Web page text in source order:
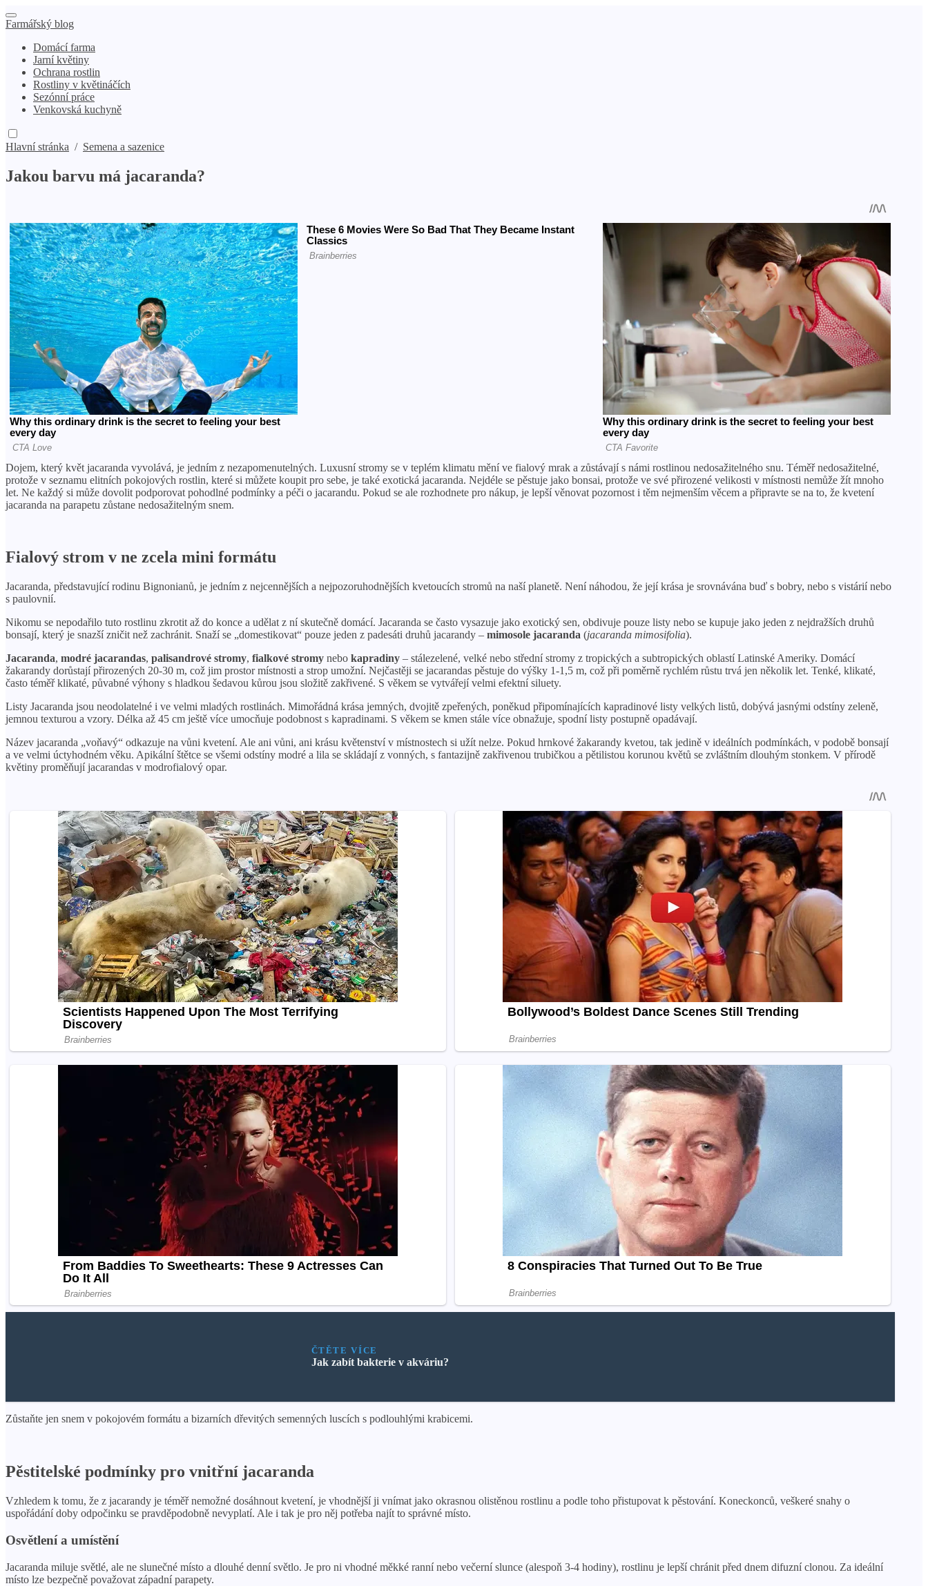
Farmářský blog
Domácí farma
Jarní květiny
Ochrana rostlin
Rostliny v květináčích
Sezónní práce
Venkovská kuchyně
Hlavní stránka / Semena a sazenice
Jakou barvu má jacaranda?
Dojem, který květ jacaranda vyvolává, je jedním z nezapomenutelných. Luxusní stromy se v teplém klimatu mění ve fialový mrak a zůstávají s námi rostlinou nedosažitelného snu. Téměř nedosažitelné,
protože v seznamu elitních pokojových rostlin, které si můžete koupit pro sebe, je také exotická jacaranda. Nejdéle se pěstuje jako bonsai, protože ve své přirozené velikosti v místnosti nemůže žít mnoho
let. Ne každý si může dovolit podporovat pohodlné podmínky a péči o jacarandu. Pokud se ale rozhodnete pro nákup, je lepší věnovat pozornost i těm nejmenším věcem a připravte se na to, že kvetení
jacaranda na parapetu zůstane nedosažitelným snem.
Fialový strom v ne zcela mini formátu
Jacaranda, představující rodinu Bignonianů, je jedním z nejcennějších a nejpozoruhodnějších kvetoucích stromů na naší planetě. Není náhodou, že její krása je srovnávána buď s bobry, nebo s vistárií nebo
s paulovnií.
Nikomu se nepodařilo tuto rostlinu zkrotit až do konce a udělat z ní skutečně domácí. Jacaranda se často vysazuje jako exotický sen, obdivuje pouze listy nebo se kupuje jako jeden z nejdražších druhů
bonsají, který je snazší zničit než zachránit. Snaží se „domestikovat“ pouze jeden z padesáti druhů jacarandy – mimosole jacaranda (jacaranda mimosifolia).
Jacaranda, modré jacarandas, palisandrové stromy, fialkové stromy nebo kapradiny – stálezelené, velké nebo střední stromy z tropických a subtropických oblastí Latinské Ameriky. Domácí
žakarandy dorůstají přirozených 20-30 m, což jim prostor místnosti a strop umožní. Nejčastěji se jacarandas pěstuje do výšky 1-1,5 m, což při poměrně rychlém růstu trvá jen několik let. Tenké, klikaté,
často téměř klikaté, půvabné výhony s hladkou šedavou kůrou jsou složitě zakřivené. S věkem se vytvářejí velmi efektní siluety.
Listy Jacaranda jsou neodolatelné i ve velmi mladých rostlinách. Mimořádná krása jemných, dvojitě zpeřených, poněkud připomínajících kapradinové listy velkých listů, dobývá jasnými odstíny zeleně,
jemnou texturou a vzory. Délka až 45 cm ještě více umocňuje podobnost s kapradinami. S věkem se kmen stále více obnažuje, spodní listy postupně opadávají.
Název jacaranda „voňavý“ odkazuje na vůni kvetení. Ale ani vůni, ani krásu květenství v místnostech si užít nelze. Pokud hrnkové žakarandy kvetou, tak jedině v ideálních podmínkách, v podobě bonsají
a ve velmi úctyhodném věku. Apikální štětce se všemi odstíny modré a lila se skládají z vonných, s fantazijně zakřivenou trubičkou a pětilistou korunou květů se zvláštním dlouhým stonkem. V přírodě
květiny proměňují jacarandas v modrofialový opar.
ČTĚTE VÍCE
Jak zabít bakterie v akváriu?
Zůstaňte jen snem v pokojovém formátu a bizarních dřevitých semenných luscích s podlouhlými krabicemi.
Pěstitelské podmínky pro vnitřní jacaranda
Vzhledem k tomu, že z jacarandy je téměř nemožné dosáhnout kvetení, je vhodnější ji vnímat jako okrasnou olistěnou rostlinu a podle toho přistupovat k pěstování. Koneckonců, veškeré snahy o
uspořádání doby odpočinku se pravděpodobně nevyplatí. Ale i tak je pro něj potřeba najít to správné místo.
Osvětlení a umístění
Jacaranda miluje světlé, ale ne slunečné místo a dlouhé denní světlo. Je pro ni vhodné měkké ranní nebo večerní slunce (alespoň 3-4 hodiny), rostlinu je lepší chránit před dnem difuzní clonou. Za ideální
místo lze bezpečně považovat západní parapety.